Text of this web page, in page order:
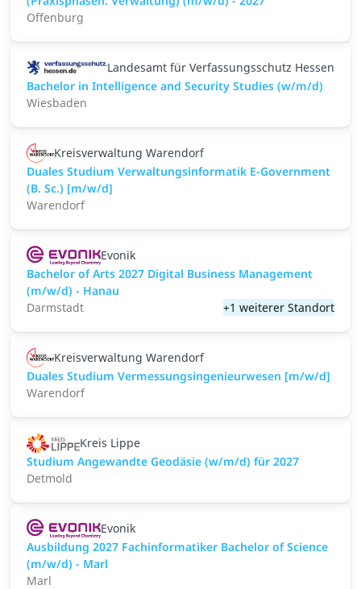
Offenburg
Landesamt für Verfassungsschutz Hessen
Bachelor in Intelligence and Security Studies (w/m/d)
Wiesbaden
Kreisverwaltung Warendorf
Duales Studium Verwaltungsinformatik E-Government
(B. Sc.) [m/w/d]
Warendorf
Evonik
Bachelor of Arts 2027 Digital Business Management
(m/w/d) - Hanau
Darmstadt
+1 weiterer Standort
Kreisverwaltung Warendorf
Duales Studium Vermessungsingenieurwesen [m/w/d]
Warendorf
Kreis Lippe
Studium Angewandte Geodäsie (w/m/d) für 2027
Detmold
Evonik
Ausbildung 2027 Fachinformatiker Bachelor of Science
(m/w/d) - Marl
Marl